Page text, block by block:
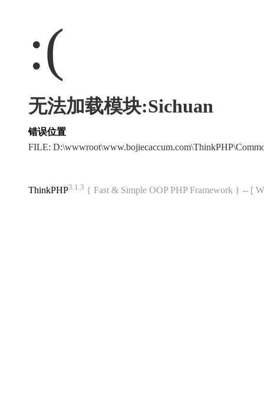
:(
无法加载模块:Sichuan
错误位置
FILE:
ThinkPHP3.1.3 { Fast & Simple OOP PHP Framework } -- [